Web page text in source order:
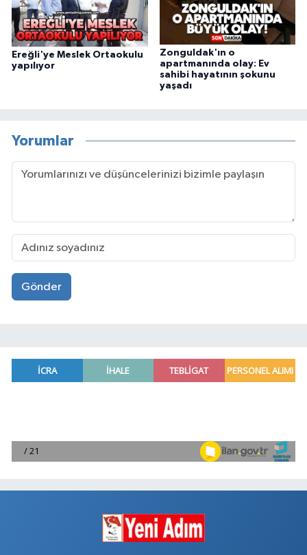
Ereğli'ye Meslek Ortaokulu
yapılıyor
Zonguldak'ın o
apartmanında olay: Ev
sahibi hayatının şokunu
yaşadı
Yorumlar
Gönder